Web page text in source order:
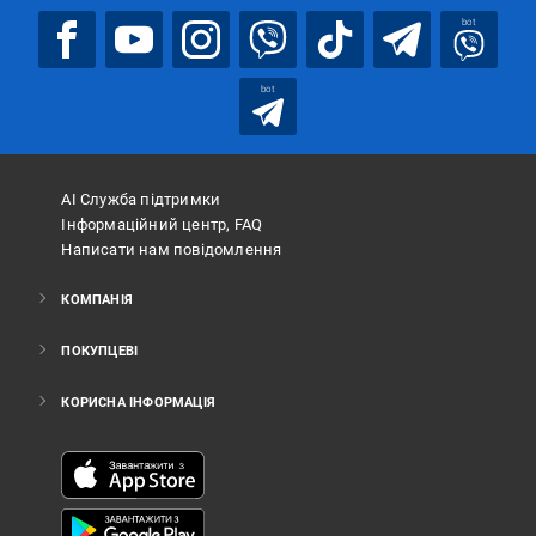
bot
bot
АІ Служба підтримки
Інформаційний центр, FAQ
Написати нам повідомлення
КОМПАНІЯ
ПОКУПЦЕВІ
КОРИСНА ІНФОРМАЦІЯ